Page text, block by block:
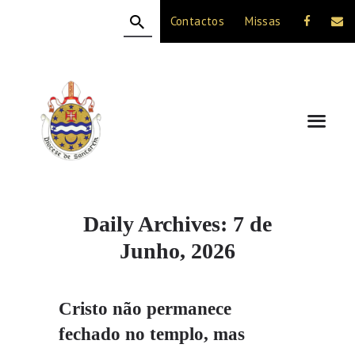
Contactos Missas
Daily Archives: 7 de
Junho, 2026
A DIOCESE
CELEBRAÇÃO
VIDA CRISTÃ
NOTÍCIAS
Cristo não permanece
fechado no templo, mas